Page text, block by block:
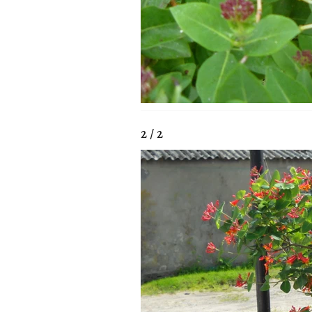
2 / 2